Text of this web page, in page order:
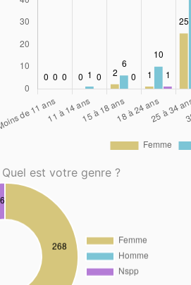
Quel est votre genre ?